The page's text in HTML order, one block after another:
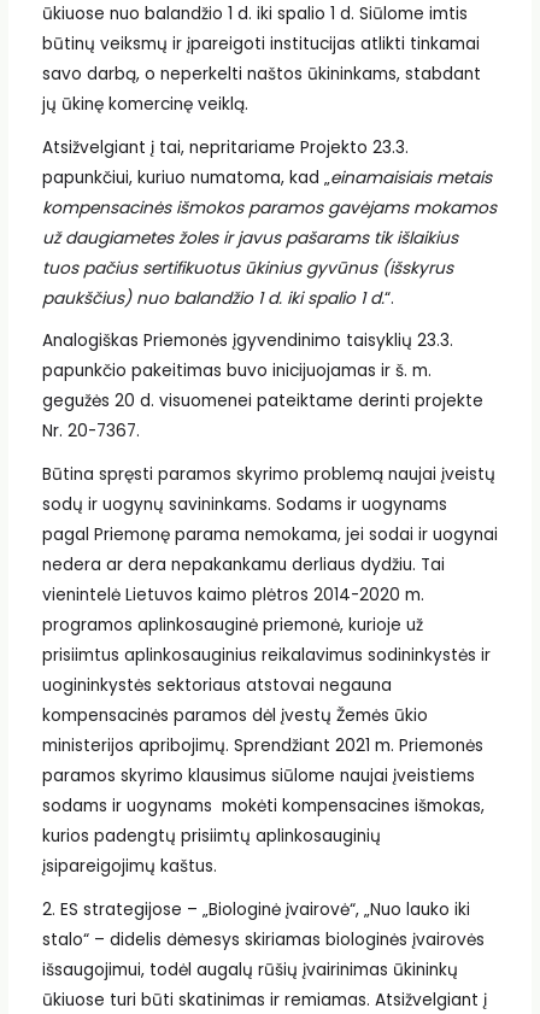
ūkiuose nuo balandžio 1 d. iki spalio 1 d. Siūlome imtis
būtinų veiksmų ir įpareigoti institucijas atlikti tinkamai
savo darbą, o neperkelti naštos ūkininkams, stabdant
jų ūkinę komercinę veiklą.
Atsižvelgiant į tai, nepritariame Projekto 23.3.
papunkčiui, kuriuo numatoma, kad „einamaisiais metais
kompensacinės išmokos paramos gavėjams mokamos
už daugiametes žoles ir javus pašarams tik išlaikius
tuos pačius sertifikuotus ūkinius gyvūnus (išskyrus
paukščius) nuo balandžio 1 d. iki spalio 1 d.“.
Analogiškas Priemonės įgyvendinimo taisyklių 23.3.
papunkčio pakeitimas buvo inicijuojamas ir š. m.
gegužės 20 d. visuomenei pateiktame derinti projekte
Nr. 20-7367.
Būtina spręsti paramos skyrimo problemą naujai įveistų
sodų ir uogynų savininkams. Sodams ir uogynams
pagal Priemonę parama nemokama, jei sodai ir uogynai
nedera ar dera nepakankamu derliaus dydžiu. Tai
vienintelė Lietuvos kaimo plėtros 2014-2020 m.
programos aplinkosauginė priemonė, kurioje už
prisiimtus aplinkosauginius reikalavimus sodininkystės ir
uogininkystės sektoriaus atstovai negauna
kompensacinės paramos dėl įvestų Žemės ūkio
ministerijos apribojimų. Sprendžiant 2021 m. Priemonės
paramos skyrimo klausimus siūlome naujai įveistiems
sodams ir uogynams mokėti kompensacines išmokas,
kurios padengtų prisiimtų aplinkosauginių
įsipareigojimų kaštus.
2. ES strategijose – „Biologinė įvairovė“, „Nuo lauko iki
stalo“ – didelis dėmesys skiriamas biologinės įvairovės
išsaugojimui, todėl augalų rūšių įvairinimas ūkininkų
ūkiuose turi būti skatinimas ir remiamas. Atsižvelgiant į